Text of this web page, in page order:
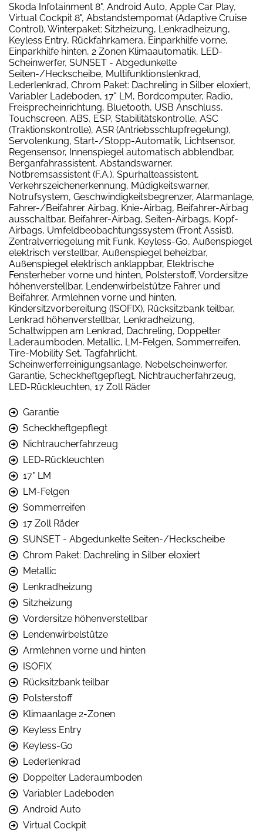
Skoda Infotainment 8", Android Auto, Apple Car Play,
Virtual Cockpit 8", Abstandstempomat (Adaptive Cruise
Control), Winterpaket: Sitzheizung, Lenkradheizung,
Keyless Entry, Rückfahrkamera, Einparkhilfe vorne,
Einparkhilfe hinten, 2 Zonen Klimaautomatik, LED-
Scheinwerfer, SUNSET - Abgedunkelte
Seiten-/Heckscheibe, Multifunktionslenkrad,
Lederlenkrad, Chrom Paket: Dachreling in Silber eloxiert,
Variabler Ladeboden, 17" LM, Bordcomputer, Radio,
Freisprecheinrichtung, Bluetooth, USB Anschluss,
Touchscreen, ABS, ESP, Stabilitätskontrolle, ASC
(Traktionskontrolle), ASR (Antriebsschlupfregelung),
Servolenkung, Start-/Stopp-Automatik, Lichtsensor,
Regensensor, Innenspiegel automatisch abblendbar,
Berganfahrassistent, Abstandswarner,
Notbremsassistent (F.A.), Spurhalteassistent,
Verkehrszeichenerkennung, Müdigkeitswarner,
Notrufsystem, Geschwindigkeitsbegrenzer, Alarmanlage,
Fahrer-/Beifahrer Airbag, Knie-Airbag, Beifahrer-Airbag
ausschaltbar, Beifahrer-Airbag, Seiten-Airbags, Kopf-
Airbags, Umfeldbeobachtungssystem (Front Assist),
Zentralverriegelung mit Funk, Keyless-Go, Außenspiegel
elektrisch verstellbar, Außenspiegel beheizbar,
Außenspiegel elektrisch anklappbar, Elektrische
Fensterheber vorne und hinten, Polsterstoff, Vordersitze
höhenverstellbar, Lendenwirbelstütze Fahrer und
Beifahrer, Armlehnen vorne und hinten,
Kindersitzvorbereitung (ISOFIX), Rücksitzbank teilbar,
Lenkrad höhenverstellbar, Lenkradheizung,
Schaltwippen am Lenkrad, Dachreling, Doppelter
Laderaumboden, Metallic, LM-Felgen, Sommerreifen,
Tire-Mobility Set, Tagfahrlicht,
Scheinwerferreinigungsanlage, Nebelscheinwerfer,
Garantie, Scheckheftgepflegt, Nichtraucherfahrzeug,
LED-Rückleuchten, 17 Zoll Räder
Garantie
Scheckheftgepflegt
Nichtraucherfahrzeug
LED-Rückleuchten
17" LM
LM-Felgen
Sommerreifen
17 Zoll Räder
SUNSET - Abgedunkelte Seiten-/Heckscheibe
Chrom Paket: Dachreling in Silber eloxiert
Metallic
Lenkradheizung
Sitzheizung
Vordersitze höhenverstellbar
Lendenwirbelstütze
Armlehnen vorne und hinten
ISOFIX
Rücksitzbank teilbar
Polsterstoff
Klimaanlage 2-Zonen
Keyless Entry
Keyless-Go
Lederlenkrad
Doppelter Laderaumboden
Variabler Ladeboden
Android Auto
Virtual Cockpit